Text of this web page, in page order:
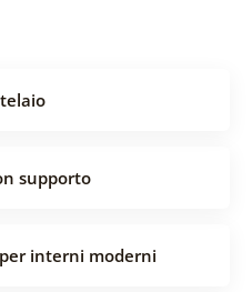
supporto
interni moderni